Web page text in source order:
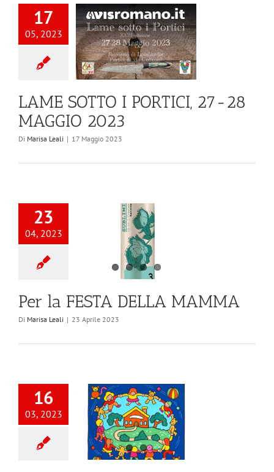
17
05, 2023
LAME SOTTO I PORTICI, 27-28
MAGGIO 2023
Di Marisa Leali | 17 Maggio 2023
23
04, 2023
Per la FESTA DELLA MAMMA
Di Marisa Leali | 23 Aprile 2023
16
03, 2023